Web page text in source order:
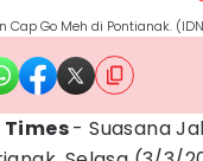
Cap Go Meh di Pontianak.
Times- Suasana